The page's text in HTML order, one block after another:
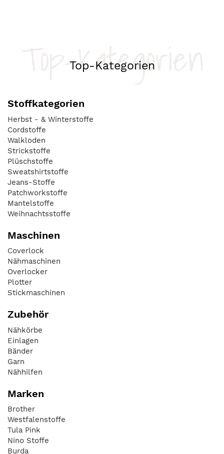
Top-Kategorien
Top-Kategorien
Stoffkategorien
Herbst - & Winterstoffe
Cordstoffe
Walkloden
Strickstoffe
Plüschstoffe
Sweatshirtstoffe
Jeans-Stoffe
Patchworkstoffe
Mantelstoffe
Weihnachtsstoffe
Maschinen
Coverlock
Nähmaschinen
Overlocker
Plotter
Stickmaschinen
Zubehör
Nähkörbe
Einlagen
Bänder
Garn
Nähhilfen
Marken
Brother
Westfalenstoffe
Tula Pink
Nino Stoffe
Burda